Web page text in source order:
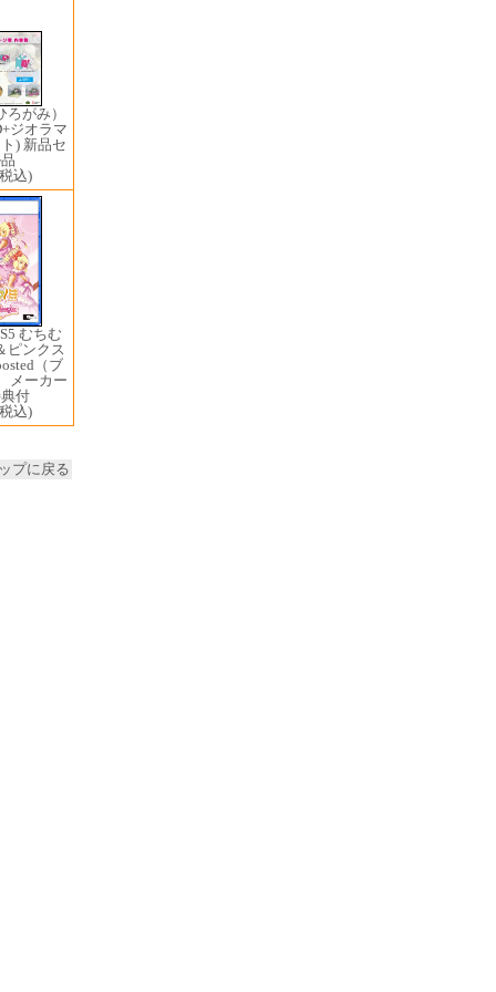
がみ）
ジオラマ
) 新品セ
込)
むちむ
ピンクス
（ブ
メーカー
付
込)
プに戻る